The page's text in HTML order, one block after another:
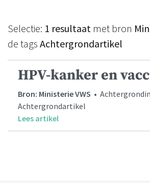
Selectie: 1 resultaat met bron
de tags Achtergrondartikel
HPV-kanker en
Bron: Ministerie VWS •
Achtergrondartikel
Lees artikel